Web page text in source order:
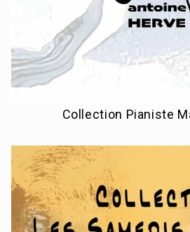
Collection Pianiste